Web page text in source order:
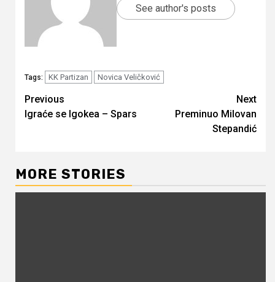
See author's posts
Tags: KK Partizan Novica Veličković
Continue
Reading
Previous
Igraće se Igokea – Spars
Next
Preminuo Milovan
Stepandić
MORE STORIES